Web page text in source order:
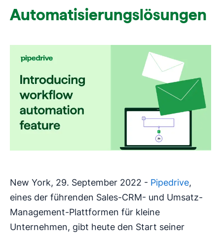
Automatisierungslösungen
New York, 29. September 2022 - Pipedrive,
eines der führenden Sales-CRM- und Umsatz-
Management-Plattformen für kleine
Unternehmen, gibt heute den Start seiner